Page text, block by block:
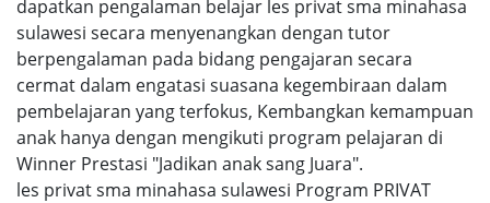
dapatkan pengalaman belajar les privat sma minahasa
sulawesi secara menyenangkan dengan tutor
berpengalaman pada bidang pengajaran secara
cermat dalam engatasi suasana kegembiraan dalam
pembelajaran yang terfokus, Kembangkan kemampuan
anak hanya dengan mengikuti program pelajaran di
Winner Prestasi "Jadikan anak sang Juara".
les privat sma minahasa sulawesi Program PRIVAT